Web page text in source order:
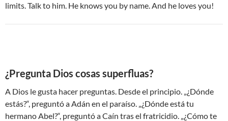
limits. Talk to him. He knows you by name. And he loves you!
¿Pregunta Dios cosas superfluas?
A Dios le gusta hacer preguntas. Desde el principio. „¿Dónde
estás?“, preguntó a Adán en el paraíso. „¿Dónde está tu
hermano Abel?“, preguntó a Caín tras el fratricidio. „¿Cómo te